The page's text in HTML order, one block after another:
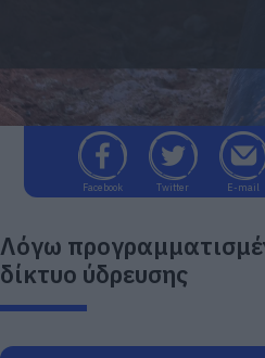
Facebook Twitter E-mail
Λόγω
δίκτυο ύδρευσης